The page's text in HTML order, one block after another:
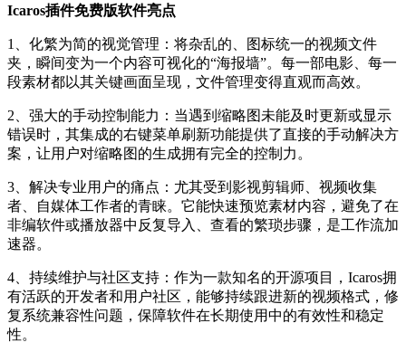
Icaros插件免费版软件亮点
1、化繁为简的视觉管理：将杂乱的、图标统一的视频文件
夹，瞬间变为一个内容可视化的“海报墙”。每一部电影、每一
段素材都以其关键画面呈现，文件管理变得直观而高效。
2、强大的手动控制能力：当遇到缩略图未能及时更新或显示
错误时，其集成的右键菜单刷新功能提供了直接的手动解决方
案，让用户对缩略图的生成拥有完全的控制力。
3、解决专业用户的痛点：尤其受到影视剪辑师、视频收集
者、自媒体工作者的青睐。它能快速预览素材内容，避免了在
非编软件或播放器中反复导入、查看的繁琐步骤，是工作流加
速器。
4、持续维护与社区支持：作为一款知名的开源项目，Icaros拥
有活跃的开发者和用户社区，能够持续跟进新的视频格式，修
复系统兼容性问题，保障软件在长期使用中的有效性和稳定
性。